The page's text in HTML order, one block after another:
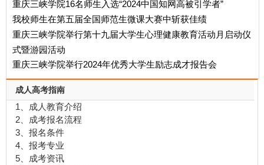
重庆三峡学院16名师生入选“2024中国知网高被引学者”
我校师生在第五届全国师范生微课大赛中斩获佳绩
重庆三峡学院举行第十九届大学生心理健康教育活动月启动仪
式暨游园活动
重庆三峡学院举行2024年优秀大学生励志成才报告会
成人高考指南
1、成人教育介绍
2、成考报名流程
3、报名条件
4、报考专业
5、成考资讯